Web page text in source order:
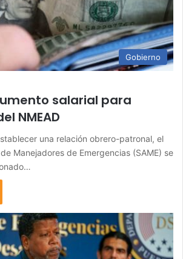
Gobierno
salarial para
NMEAD
una relación obrero-patronal, el
Manejadores de Emergencias (SAME) se